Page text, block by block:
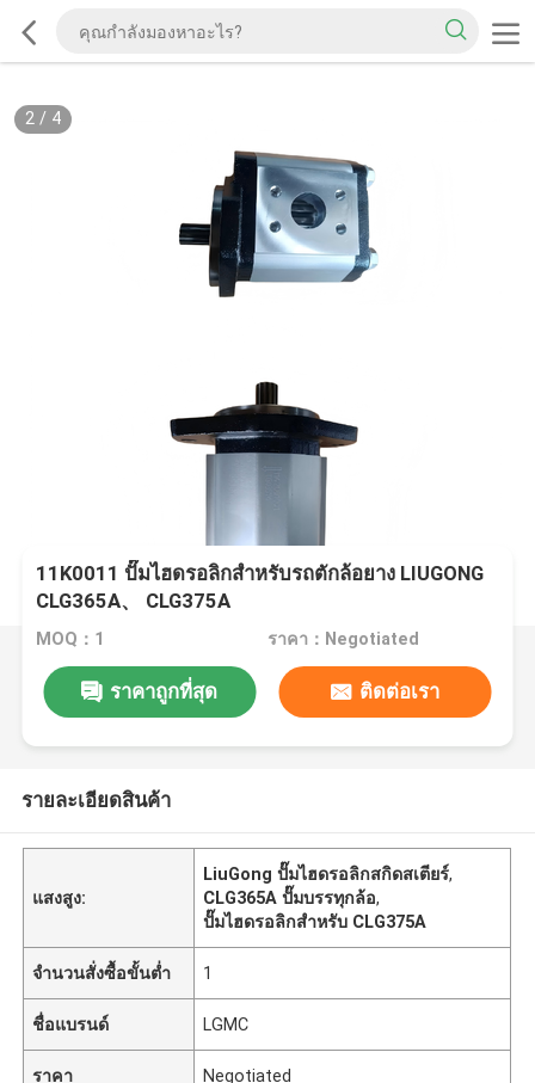
2/ 4
11K0011 ปั๊มไฮดรอลิกสำหรับรถตักล้อยาง LIUGONG
CLG365A、 CLG375A
MOQ：1 ราคา：Negotiated
ราคาถูกที่สุด ติดต่อเรา
รายละเอียดสินค้า
แสงสูง:
LiuGong ปั๊มไฮดรอลิกสกิดสเตียร์,
CLG365A ปั๊มบรรทุกล้อ,
ปั๊มไฮดรอลิกสําหรับ CLG375A
จำนวนสั่งซื้อขั้นต่ำ 1
ชื่อแบรนด์ LGMC
ราคา Negotiated